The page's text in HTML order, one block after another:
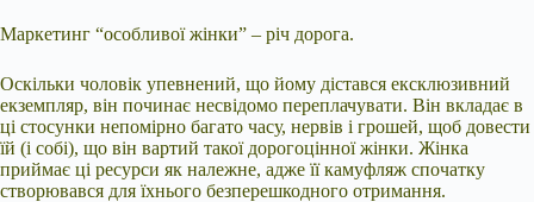
Маркетинг “особливої жінки” – річ дорога.
Оскільки чоловік упевнений, що йому дістався ексклюзивний
екземпляр, він починає несвідомо переплачувати. Він вкладає в
ці стосунки непомірно багато часу, нервів і грошей, щоб довести
їй (і собі), що він вартий такої дорогоцінної жінки. Жінка
приймає ці ресурси як належне, адже її камуфляж спочатку
створювався для їхнього безперешкодного отримання.